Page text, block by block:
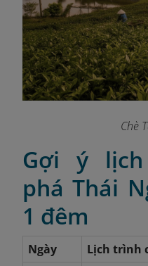
Chè
Gợi ý
phá Thái
1 đêm
Ngày Lịch trình